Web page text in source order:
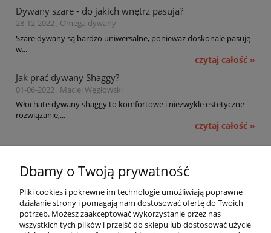
Dywany szare - do jakich wnętrz pasują?
28-12-2022 , Omega dywany
Szare dywany są bardzo uniwersalne, ponieważ doskonale pasuję
w...
czytaj całość »
Jak prać dywany Shaggy?
01-06-2022 , Maciej Węgłowski
Włochate dywany shaggy to komfortowe i niezwykle estetyczne
rozwiązanie,...
czytaj całość »
Płatności i dostawa
Dbamy o Twoją prywatność
Pliki cookies i pokrewne im technologie umożliwiają poprawne
działanie strony i pomagają nam dostosować ofertę do Twoich
potrzeb. Możesz zaakceptować wykorzystanie przez nas
wszystkich tych plików i przejść do sklepu lub dostosować użycie